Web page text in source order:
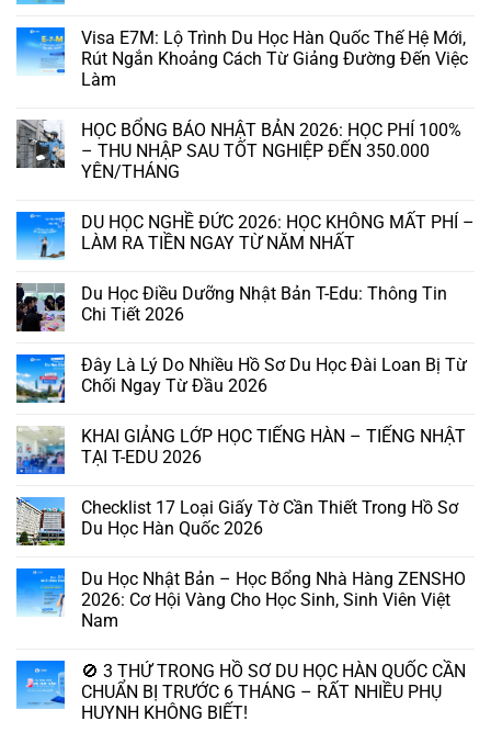
Visa E7M: Lộ Trình Du Học Hàn Quốc Thế Hệ Mới,
Rút Ngắn Khoảng Cách Từ Giảng Đường Đến Việc
Làm
HỌC BỔNG BÁO NHẬT BẢN 2026: HỌC PHÍ 100%
– THU NHẬP SAU TỐT NGHIỆP ĐẾN 350.000
YÊN/THÁNG
DU HỌC NGHỀ ĐỨC 2026: HỌC KHÔNG MẤT PHÍ –
LÀM RA TIỀN NGAY TỪ NĂM NHẤT
Du Học Điều Dưỡng Nhật Bản T-Edu: Thông Tin
Chi Tiết 2026
Đây Là Lý Do Nhiều Hồ Sơ Du Học Đài Loan Bị Từ
Chối Ngay Từ Đầu 2026
KHAI GIẢNG LỚP HỌC TIẾNG HÀN – TIẾNG NHẬT
TẠI T-EDU 2026
Checklist 17 Loại Giấy Tờ Cần Thiết Trong Hồ Sơ
Du Học Hàn Quốc 2026
Du Học Nhật Bản – Học Bổng Nhà Hàng ZENSHO
2026: Cơ Hội Vàng Cho Học Sinh, Sinh Viên Việt
Nam
🚫 3 THỨ TRONG HỒ SƠ DU HỌC HÀN QUỐC CẦN
CHUẨN BỊ TRƯỚC 6 THÁNG – RẤT NHIỀU PHỤ
HUYNH KHÔNG BIẾT!